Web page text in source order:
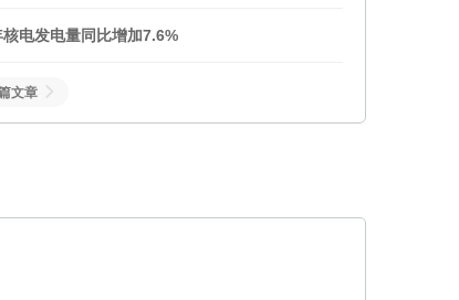
电发电量同比增加7.6%
文章